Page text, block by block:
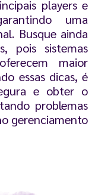
players e
uma
Busque ainda
pois sistemas
maior
essas dicas, é
e obter o
problemas
gerenciamento